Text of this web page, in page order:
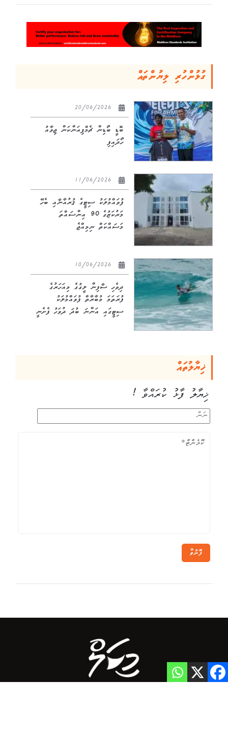
ގުޅުންހުރި ލިޔުންތައް
ބޮޑީ ބޯޑިން ޗެމްޕިއަންކަން ޖިވާއު
ހޯދައިފި
ފުވައްމުލަކު ސިޓީގެ ޤުރުއާނާއި ބެހޭ
މަރުކަޒުގެ 90 އިންސައްތަ
މަސައްކަތް ނިމިއްޖެ
ދިވެހި ސާފިން ލީގުގެ މިއަހަރުގެ
ފުރަތަމަ މުބާރާތް ފުވައްމުލަކު
ސިޓީގައި އަންނަ ބުދަ ދުވަހު ފެށެނީ
ޚިޔާލުތައް
ޚިޔާލު ފާޅު ކުރައްވާ !
ފޮނުވާ